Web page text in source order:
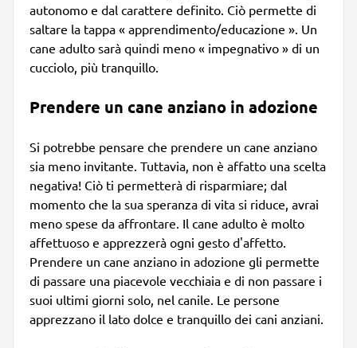
autonomo e dal carattere definito. Ciò permette di
saltare la tappa « apprendimento/educazione ». Un
cane adulto sarà quindi meno « impegnativo » di un
cucciolo, più tranquillo.
Prendere un cane anziano in adozione
Si potrebbe pensare che prendere un cane anziano
sia meno invitante. Tuttavia, non è affatto una scelta
negativa! Ciò ti permetterà di risparmiare; dal
momento che la sua speranza di vita si riduce, avrai
meno spese da affrontare. Il cane adulto è molto
affettuoso e apprezzerà ogni gesto d'affetto.
Prendere un cane anziano in adozione gli permette
di passare una piacevole vecchiaia e di non passare i
suoi ultimi giorni solo, nel canile. Le persone
apprezzano il lato dolce e tranquillo dei cani anziani.